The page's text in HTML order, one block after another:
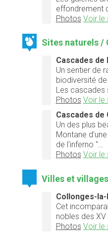
effondrement
Photos Voir le
Sites naturels /
Cascades de
Un sentier de
biodiversité
Les cascades
Photos Voir le
Cascades de
Un des plus
Montane
de l'inferno ''…
Photos Voir le
Villes et
Collonges-la-
Cet
nobles des XV
Photos Voir le